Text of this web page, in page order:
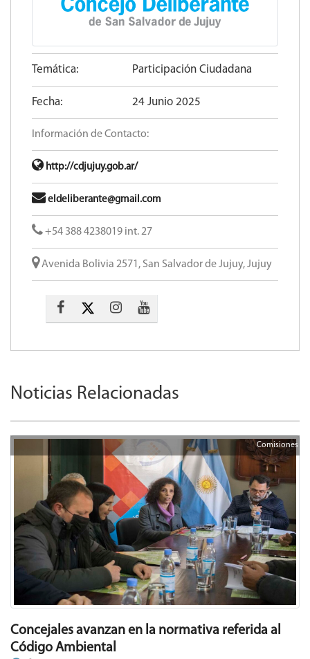
Temática: Participación Ciudadana
Fecha: 24 Junio 2025
Información de Contacto:
http://cdjujuy.gob.ar/
eldeliberante@gmail.com
+54 388 4238019 int. 27
Avenida Bolivia 2571, San Salvador de Jujuy, Jujuy
Noticias Relacionadas
Comisiones
Concejales avanzan en la normativa referida al
Código Ambiental